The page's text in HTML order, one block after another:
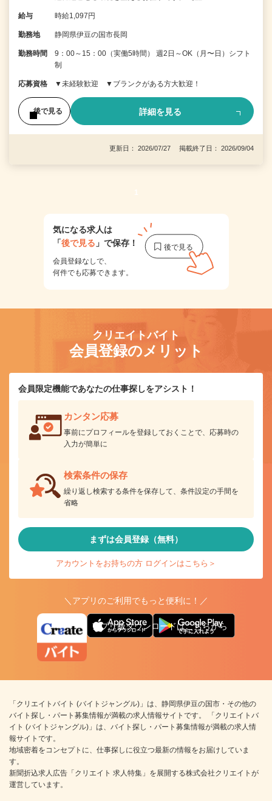
給与 時給1,097円
勤務地 静岡県伊豆の国市長岡
勤務時間
9：00～15：00（実働5時間） 週2日～OK（月〜日）シフト
制
応募資格 ▼未経験歓迎 ▼ブランクがある方大歓迎！
後で見る 詳細を見る
更新日： 2026/07/27 掲載終了日： 2026/09/04
1
気になる求人は
「後で見る 」で保存！
会員登録なしで、
何件でも応募できます。
クリエイトバイト
会員登録のメリット
会員限定機能であなたの仕事探しをアシスト！
カンタン応募
事前にプロフィールを登録しておくことで、応募時の
入力が簡単に
検索条件の保存
繰り返し検索する条件を保存して、条件設定の手間を
省略
まずは会員登録（無料）
アカウントをお持ちの方 ログインはこちら＞
＼アプリのご利用でもっと便利に！／
アプリ版ダウンロードはこちらから
「クリエイトバイト (バイトジャングル)」は、静岡県伊豆の国市・その他の
バイト探し・パート募集情報が満載の求人情報サイトです。 「クリエイトバ
イト (バイトジャングル)」は、バイト探し・パート募集情報が満載の求人情
報サイトです。
地域密着をコンセプトに、仕事探しに役立つ最新の情報をお届けしていま
す。
新聞折込求人広告「クリエイト 求人特集」を展開する株式会社クリエイトが
運営しています。